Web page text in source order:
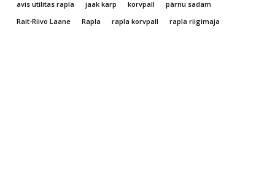
avis utilitas rapla jaak karp korvpall
pärnu sadam
Rait-Riivo Laane
Rapla rapla korvpall rapla riigimaja